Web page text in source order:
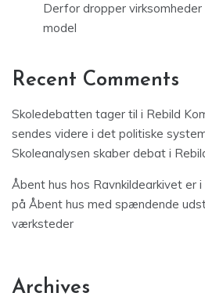
Derfor dropper
model
Recent Comments
Skoledebatten tager til i Rebild
sendes videre i det politiske
Skoleanalysen skaber debat i
Åbent hus hos Ravnkildearkivet er
på Åbent hus med spændende
værksteder
Archives